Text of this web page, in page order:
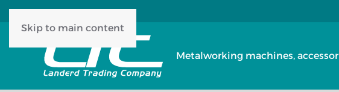
Skip to main content
Metalworking machines,